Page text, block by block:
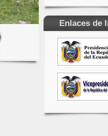
Enlaces de